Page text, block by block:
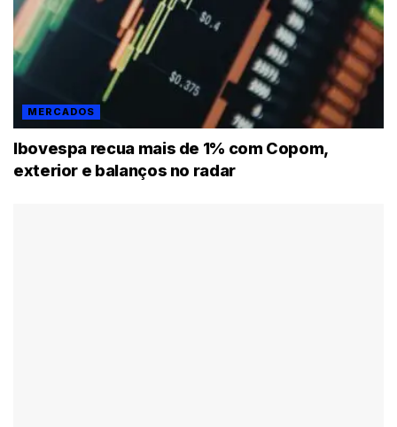
MERCADOS
Ibovespa recua mais de 1% com Copom,
exterior e balanços no radar